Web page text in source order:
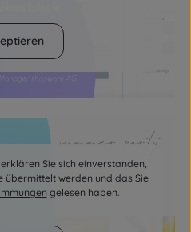
Sie sich einverstanden,
übermittelt werden und das Sie
gelesen haben.